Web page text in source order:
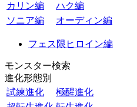
カリン編
ハク編
ソニア編
オーディン編
フェス限ヒロイン編
モンスター検索
進化形態別
試練進化
極醒進化